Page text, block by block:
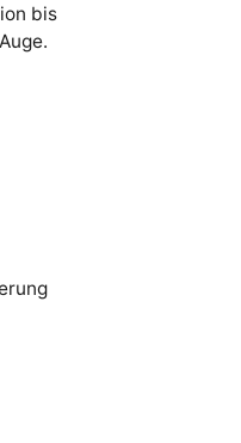
bis